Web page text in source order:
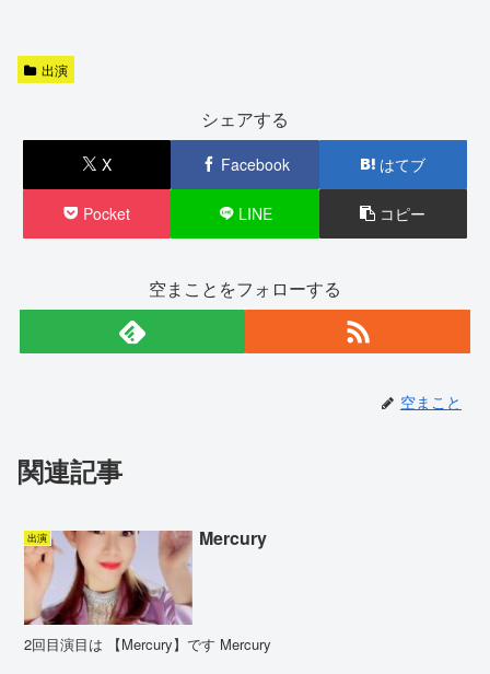
出演
シェアする
X Facebook はてブ
Pocket LINE コピー
空まことをフォローする
空まこと
関連記事
出演 Mercury
2回目演目は 【Mercury】です Mercury